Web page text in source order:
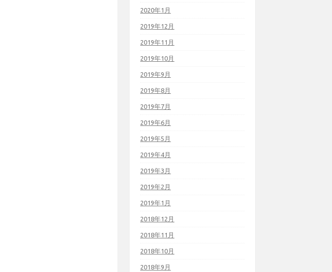
2020年1月
2019年12月
2019年11月
2019年10月
2019年9月
2019年8月
2019年7月
2019年6月
2019年5月
2019年4月
2019年3月
2019年2月
2019年1月
2018年12月
2018年11月
2018年10月
2018年9月